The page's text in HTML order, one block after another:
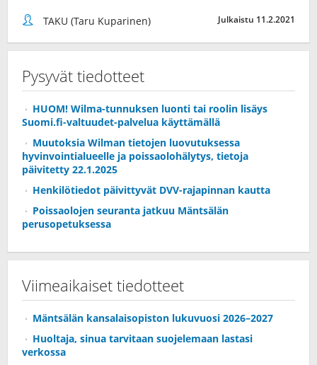
TAKU (Taru Kuparinen) Julkaistu 11.2.2021
Pysyvät tiedotteet
HUOM! Wilma-tunnuksen luonti tai roolin lisäys
Suomi.fi-valtuudet-palvelua käyttämällä
Muutoksia Wilman tietojen luovutuksessa
hyvinvointialueelle ja poissaolohälytys, tietoja
päivitetty 22.1.2025
Henkilötiedot päivittyvät DVV-rajapinnan kautta
Poissaolojen seuranta jatkuu Mäntsälän
perusopetuksessa
Viimeaikaiset tiedotteet
Mäntsälän kansalaisopiston lukuvuosi 2026–2027
Huoltaja, sinua tarvitaan suojelemaan lastasi
verkossa